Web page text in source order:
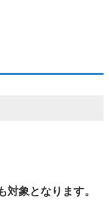
象となります。